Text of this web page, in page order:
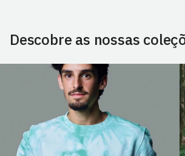
Descobre as nossas